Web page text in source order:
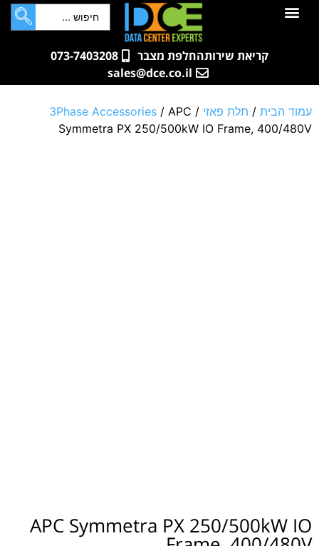
לתוכן
קריאת שירותהחלפת מצבר
073-7403208
sales@dce.co.il
עמוד הבית / תלת פאזי /
3Phase Accessories / APC
Symmetra PX 250/500kW IO Frame, 400/480V
APC Symmetra PX 250/500kW IO